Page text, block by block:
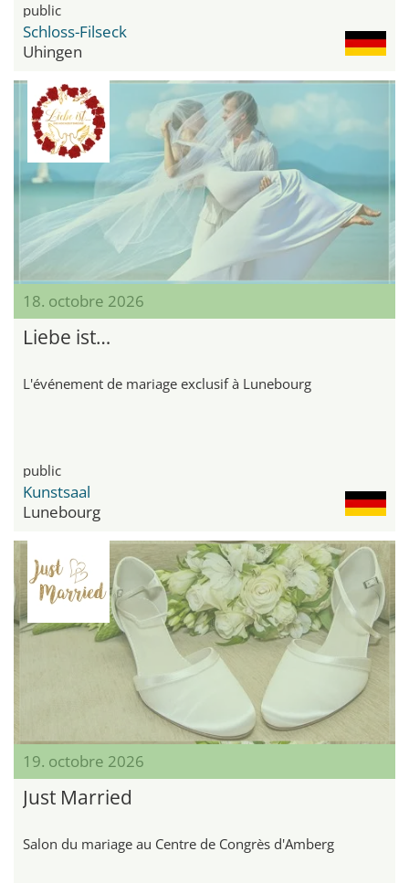
public
Schloss-Filseck
Uhingen
18. octobre 2026
Liebe ist…
L'événement de mariage exclusif à Lunebourg
public
Kunstsaal
Lunebourg
19. octobre 2026
Just Married
Salon du mariage au Centre de Congrès d'Amberg